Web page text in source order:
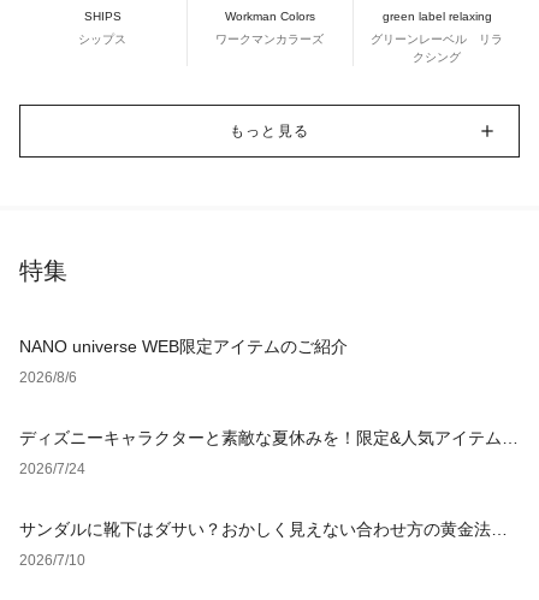
SHIPS
シップス
Workman Colors
ワークマンカラーズ
green label relaxing
グリーンレーベル リラ
クシング
もっと見る
特集
NANO universe WEB限定アイテムのご紹介
2026/8/6
ディズニーキャラクターと素敵な夏休みを！限定&人気アイテム特
集
2026/7/24
サンダルに靴下はダサい？おかしく見えない合わせ方の黄金法則
と男女別おすすめコーデ
2026/7/10